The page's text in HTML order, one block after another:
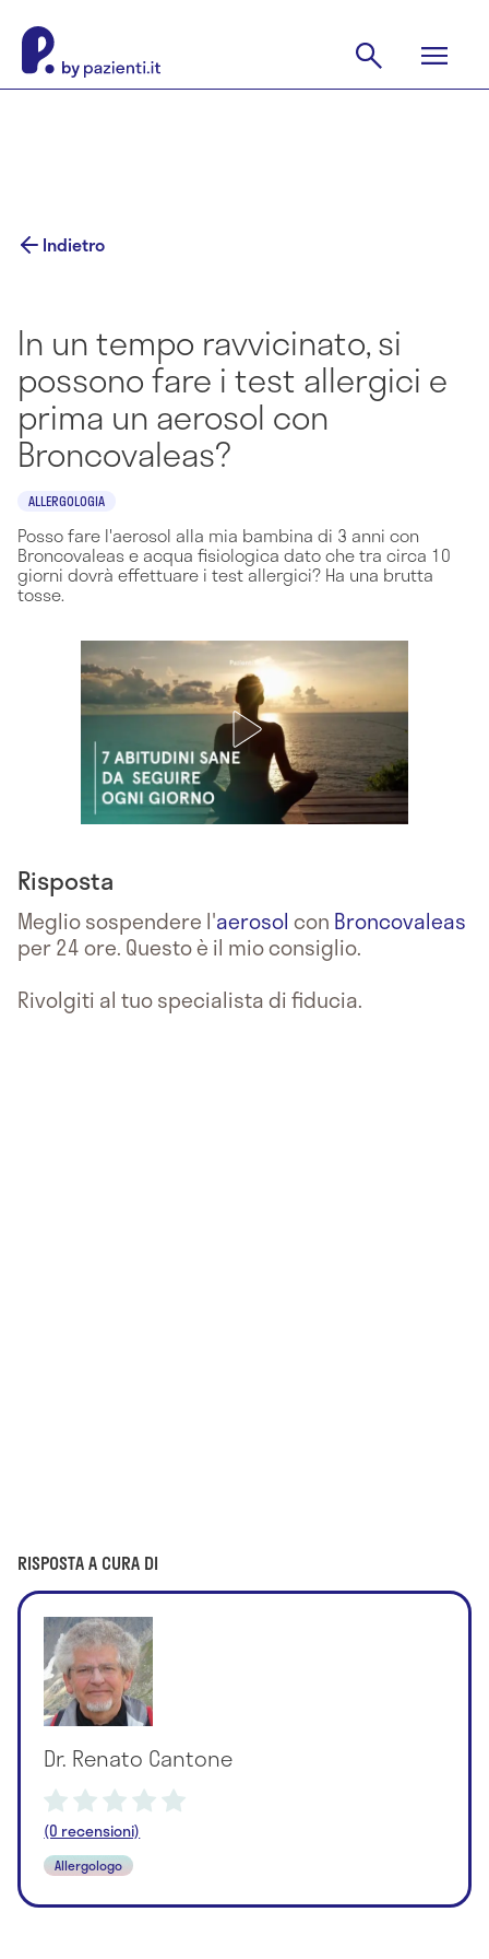
Indietro
In un tempo ravvicinato, si
possono fare i test allergici e
prima un aerosol con
Broncovaleas?
ALLERGOLOGIA
Posso fare l'aerosol alla mia bambina di 3 anni con
Broncovaleas e acqua fisiologica dato che tra circa 10
giorni dovrà effettuare i test allergici? Ha una brutta
tosse.
Risposta
Meglio sospendere l'aerosol con Broncovaleas
per 24 ore. Questo è il mio consiglio.
Rivolgiti al tuo specialista di fiducia.
RISPOSTA A CURA DI
Dr. Renato Cantone
(0 recensioni)
Allergologo